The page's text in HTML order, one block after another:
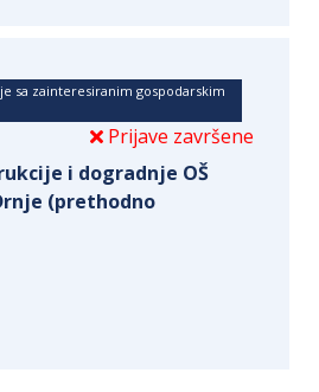
sa zainteresiranim gospodarskim
Prijave završene
i dogradnje OŠ
(prethodno